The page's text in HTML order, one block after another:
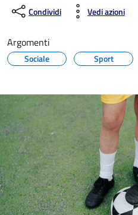
Condividi Vedi azioni
Argomenti
Sociale Sport